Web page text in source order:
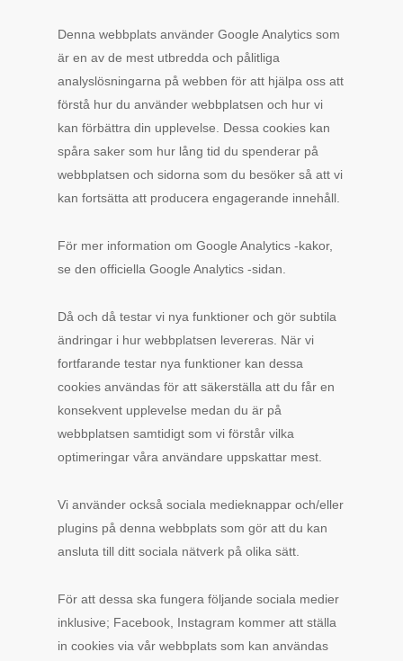
Denna webbplats använder Google Analytics som
är en av de mest utbredda och pålitliga
analyslösningarna på webben för att hjälpa oss att
förstå hur du använder webbplatsen och hur vi
kan förbättra din upplevelse. Dessa cookies kan
spåra saker som hur lång tid du spenderar på
webbplatsen och sidorna som du besöker så att vi
kan fortsätta att producera engagerande innehåll.
För mer information om Google Analytics -kakor,
se den officiella Google Analytics -sidan.
Då och då testar vi nya funktioner och gör subtila
ändringar i hur webbplatsen levereras. När vi
fortfarande testar nya funktioner kan dessa
cookies användas för att säkerställa att du får en
konsekvent upplevelse medan du är på
webbplatsen samtidigt som vi förstår vilka
optimeringar våra användare uppskattar mest.
Vi använder också sociala medieknappar och/eller
plugins på denna webbplats som gör att du kan
ansluta till ditt sociala nätverk på olika sätt.
För att dessa ska fungera följande sociala medier
inklusive; Facebook, Instagram kommer att ställa
in cookies via vår webbplats som kan användas